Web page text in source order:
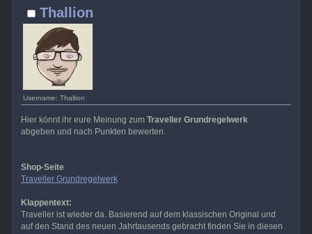
Thallion
Username: Thallion
Hier könnt ihr eure Meinung zum Traveller Grundregelwerk
abgeben und nach Punkten bewerten.
Shop-Seite
Traveller Grundregelwerk
Klappentext:
Traveller ist wieder da. Basierend auf dem klassischen Original und
auf den Stand des neuen Jahrtausends gebracht finden Sie in diesen